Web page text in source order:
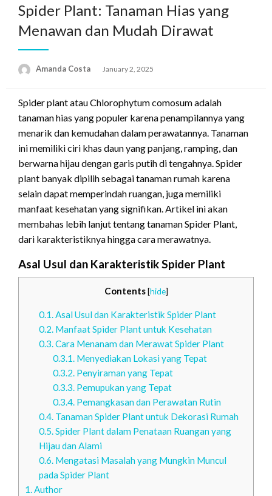
Spider Plant: Tanaman Hias yang
Menawan dan Mudah Dirawat
Amanda Costa
Posted
January 2, 2025
Spider plant atau Chlorophytum comosum adalah
tanaman hias yang populer karena penampilannya yang
menarik dan kemudahan dalam perawatannya. Tanaman
ini memiliki ciri khas daun yang panjang, ramping, dan
berwarna hijau dengan garis putih di tengahnya. Spider
plant banyak dipilih sebagai tanaman rumah karena
selain dapat memperindah ruangan, juga memiliki
manfaat kesehatan yang signifikan. Artikel ini akan
membahas lebih lanjut tentang tanaman Spider Plant,
dari karakteristiknya hingga cara merawatnya.
Asal Usul dan Karakteristik Spider Plant
Contents [hide]
0.1.Asal Usul dan Karakteristik Spider Plant
0.2.Manfaat Spider Plant untuk Kesehatan
0.3.Cara Menanam dan Merawat Spider Plant
0.3.1.Menyediakan Lokasi yang Tepat
0.3.2.Penyiraman yang Tepat
0.3.3.Pemupukan yang Tepat
0.3.4.Pemangkasan dan Perawatan Rutin
0.4.Tanaman Spider Plant untuk Dekorasi Rumah
0.5.Spider Plant dalam Penataan Ruangan yang
Hijau dan Alami
0.6.Mengatasi Masalah yang Mungkin Muncul
pada Spider Plant
1.Author